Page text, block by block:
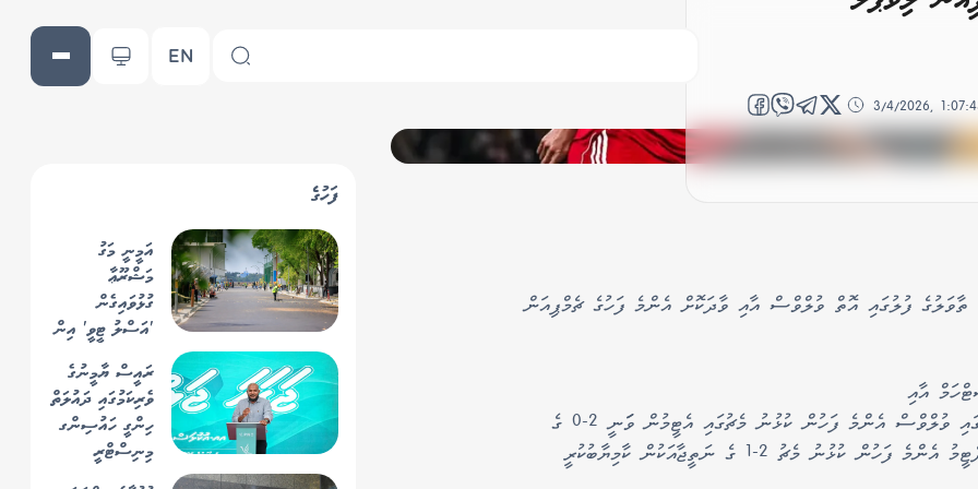
EN
3/4/2026,
ފުލުގައި އޮތް ވުލްވްސް އާއި ވާދަކޮށް އެންމެ ފަހުގެ ޗެމްޕިއަން
އާއި
ވާދަކޮށް 5-2 ގެ ނަތީޖާއަކުން މޮޅުވެފައިވާއިރު، ލީގުގައި ވުލްވްސް އެންމެ ފަހުން ކުޅުނު މެޗުގައި އެޓީމުން ވަަނީ 2-0 ގެ
ނަތީޖާއަކުން އެސްޓަން ވިލާ ބަލިކޮށްފައެވެ. އަދި މިދެޓީމު އެންމެ ފަހުން ކުޅުނު މެޗު 2-1 ގެ ނަތީޖާއަކުން ކާމިޔާބުކުރީ
ފަހުގެ
އަމީނީ މަގު
މަޝްރޫޢާ
ގުޅުވައިގެން
'އަސްލު ޓީވީ' އިން
އެމްޓީސީސީން
ދޮގުކޮށްފި
ރައީސް ޔާމީނުގެ
ވެރިކަމުގައި ދައުލަތް
ހިންގީ ހައުސިންގ
މިނިސްޓްރީ